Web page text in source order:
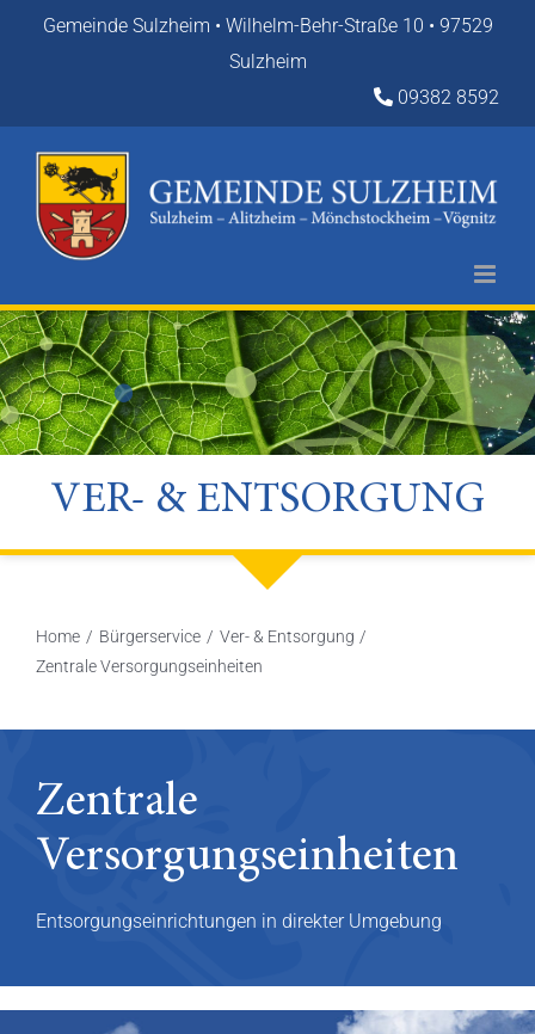
Gemeinde Sulzheim • Wilhelm-Behr-Straße 10 • 97529
Sulzheim
09382 8592
VER- & ENTSORGUNG
Home Bürgerservice
Ver- & Entsorgung
Zentrale Versorgungseinheiten
Zentrale
Versorgungseinheiten
Entsorgungseinrichtungen in direkter Umgebung